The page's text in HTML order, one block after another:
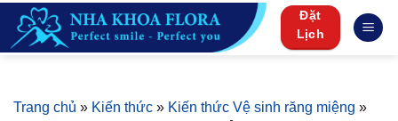
content
Đặt
Lịch
Trang chủ » Kiến thức » Kiến thức Vệ sinh răng miệng »